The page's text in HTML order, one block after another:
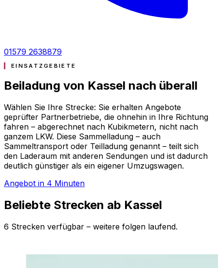
01579 2638879
EINSATZGEBIETE
Beiladung von Kassel nach überall
Wählen Sie Ihre Strecke: Sie erhalten Angebote
geprüfter Partnerbetriebe, die ohnehin in Ihre Richtung
fahren – abgerechnet nach Kubikmetern, nicht nach
ganzem LKW. Diese Sammelladung – auch
Sammeltransport oder Teilladung genannt – teilt sich
den Laderaum mit anderen Sendungen und ist dadurch
deutlich günstiger als ein eigener Umzugswagen.
Angebot in 4 Minuten
Beliebte Strecken ab Kassel
6 Strecken verfügbar – weitere folgen laufend.